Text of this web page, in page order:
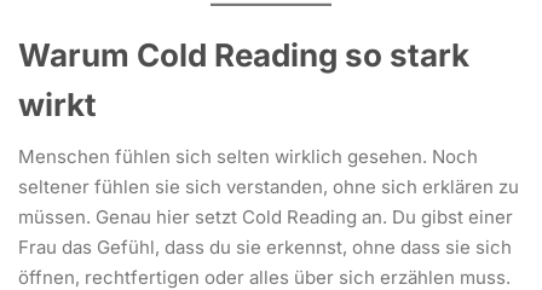
Warum Cold Reading so stark
wirkt
Menschen fühlen sich selten wirklich gesehen. Noch
seltener fühlen sie sich verstanden, ohne sich erklären zu
müssen. Genau hier setzt Cold Reading an. Du gibst einer
Frau das Gefühl, dass du sie erkennst, ohne dass sie sich
öffnen, rechtfertigen oder alles über sich erzählen muss.